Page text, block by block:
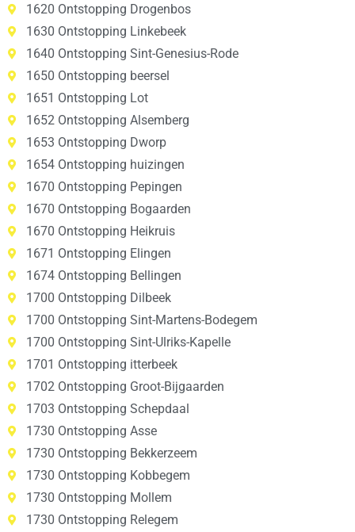
1620 Ontstopping Drogenbos
1630 Ontstopping Linkebeek
1640 Ontstopping Sint-Genesius-Rode
1650 Ontstopping beersel
1651 Ontstopping Lot
1652 Ontstopping Alsemberg
1653 Ontstopping Dworp
1654 Ontstopping huizingen
1670 Ontstopping Pepingen
1670 Ontstopping Bogaarden
1670 Ontstopping Heikruis
1671 Ontstopping Elingen
1674 Ontstopping Bellingen
1700 Ontstopping Dilbeek
1700 Ontstopping Sint-Martens-Bodegem
1700 Ontstopping Sint-Ulriks-Kapelle
1701 Ontstopping itterbeek
1702 Ontstopping Groot-Bijgaarden
1703 Ontstopping Schepdaal
1730 Ontstopping Asse
1730 Ontstopping Bekkerzeem
1730 Ontstopping Kobbegem
1730 Ontstopping Mollem
1730 Ontstopping Relegem